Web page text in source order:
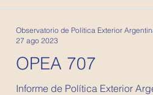
OPEA 707
Informe de Política Exterior
Observatorio de Política Exterior
27 ago 2023